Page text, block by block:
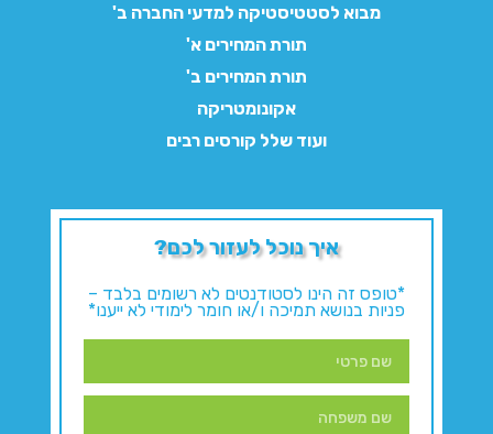
מבוא לסטטיסטיקה למדעי החברה ב'
תורת המחירים א'
תורת המחירים ב'
אקונומטריקה
ועוד שלל קורסים רבים
איך נוכל לעזור לכם?
*טופס זה הינו לסטודנטים לא רשומים בלבד –
פניות בנושא תמיכה ו/או חומר לימודי לא ייענו*